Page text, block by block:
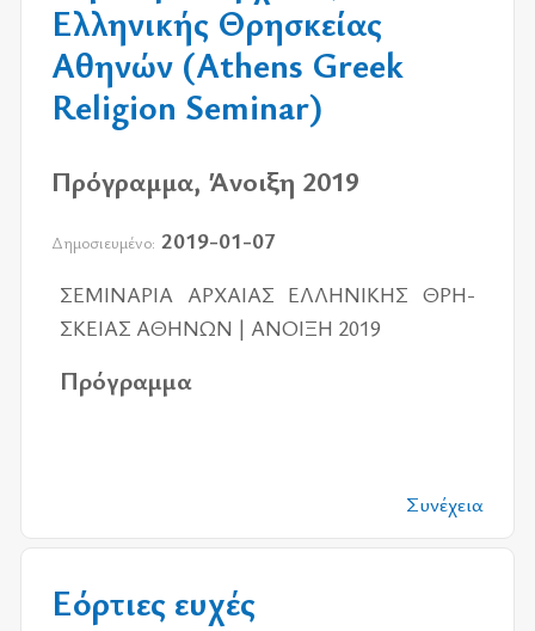
Ελληνικής Θρησκείας
Αθηνών (Athens Greek
Religion Seminar)
Πρόγραμμα, Άνοιξη 2019
Δημοσιευμένο: 2019-01-07
ΣΕ­ΜΙ­ΝΑ­ΡΙΑ­ ΑΡ­ΧΑΙΑ­Σ ΕΛ­ΛΗ­ΝΙ­ΚΗ­Σ ΘΡΗ­
ΣΚΕΙΑ­Σ Α­ΘΗ­ΝΩ­Ν | ΑΝΟΙ­ΞΗ 2019
Πρό­γραμ­μα
Συνέχεια
Εόρτιες ευχές